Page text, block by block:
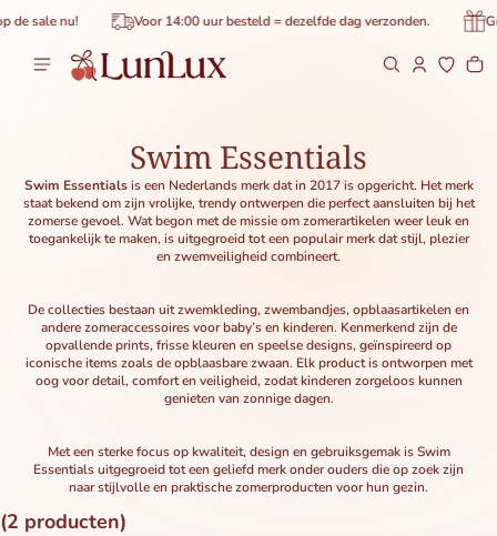
inhoud
sale nu! Voor 14:00 uur besteld = dezelfde dag verzonden.
0
Swim Essentials
Swim Essentialsis een Nederlands merk dat in 2017 is opgericht. Het merk
staat bekend om zijn vrolijke, trendy ontwerpen die perfect aansluiten bij het
zomerse gevoel. Wat begon met de missie om zomerartikelen weer leuk en
toegankelijk te maken, is uitgegroeid tot een populair merk dat stijl, plezier
en zwemveiligheid combineert.
De collecties bestaan uit zwemkleding, zwembandjes, opblaasartikelen en
andere zomeraccessoires voor baby’s en kinderen. Kenmerkend zijn de
opvallende prints, frisse kleuren en speelse designs, geïnspireerd op
iconische items zoals de opblaasbare zwaan. Elk product is ontworpen met
oog voor detail, comfort en veiligheid, zodat kinderen zorgeloos kunnen
genieten van zonnige dagen.
Met een sterke focus op kwaliteit, design en gebruiksgemak is Swim
Essentials uitgegroeid tot een geliefd merk onder ouders die op zoek zijn
naar stijlvolle en praktische zomerproducten voor hun gezin.
(2 producten)